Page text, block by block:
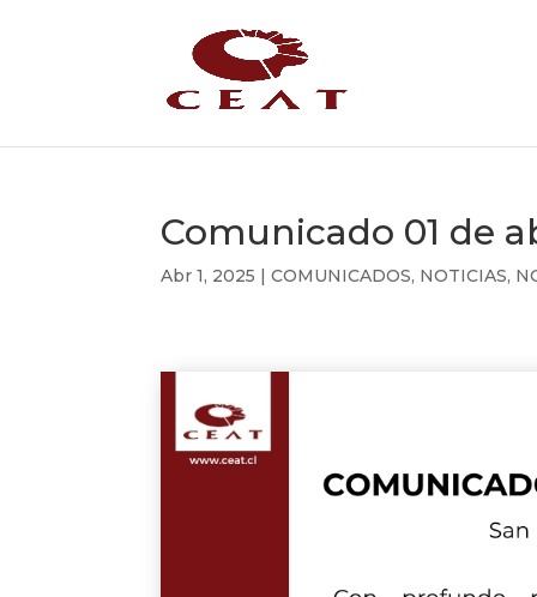
Comunicado 01 de
Abr 1, 2025 |COMUNICADOS, NOTICIAS,